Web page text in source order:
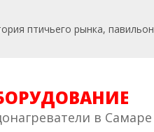
птичьего рынка,
в Самаре